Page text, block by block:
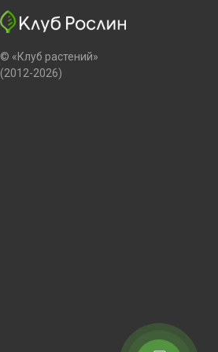
© «Клуб растений»
(2012-2026)